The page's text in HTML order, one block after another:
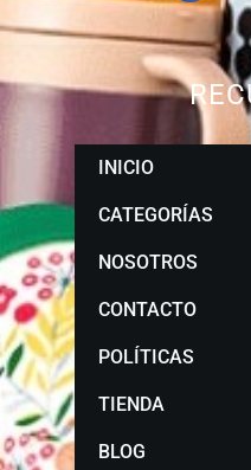
INICIO
CATEGORÍAS
NOSOTROS
CONTACTO
POLÍTICAS
TIENDA
BLOG